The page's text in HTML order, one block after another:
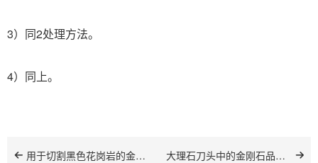
3）同2处理方法。
4）同上。
用于切割黑色花岗岩的金刚石刀头 大理石刀头中的金刚石品级和含量